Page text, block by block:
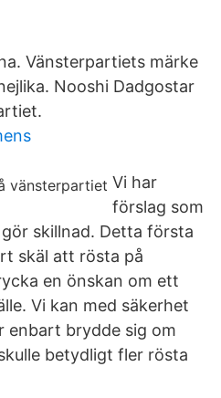
Vänsterpartiets märke
Nooshi Dadgostar
Vi har
förslag som
skillnad. Detta första
skäl att rösta på
en önskan om ett
Vi kan med säkerhet
enbart brydde sig om
betydligt fler rösta